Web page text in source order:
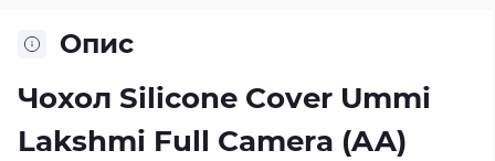
Опис
Чохол Silicone Cover Ummi
Lakshmi Full Camera (AA)